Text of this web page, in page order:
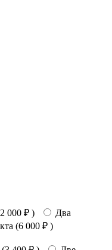
2 000 ₽ )
Два
(6 000 ₽ )